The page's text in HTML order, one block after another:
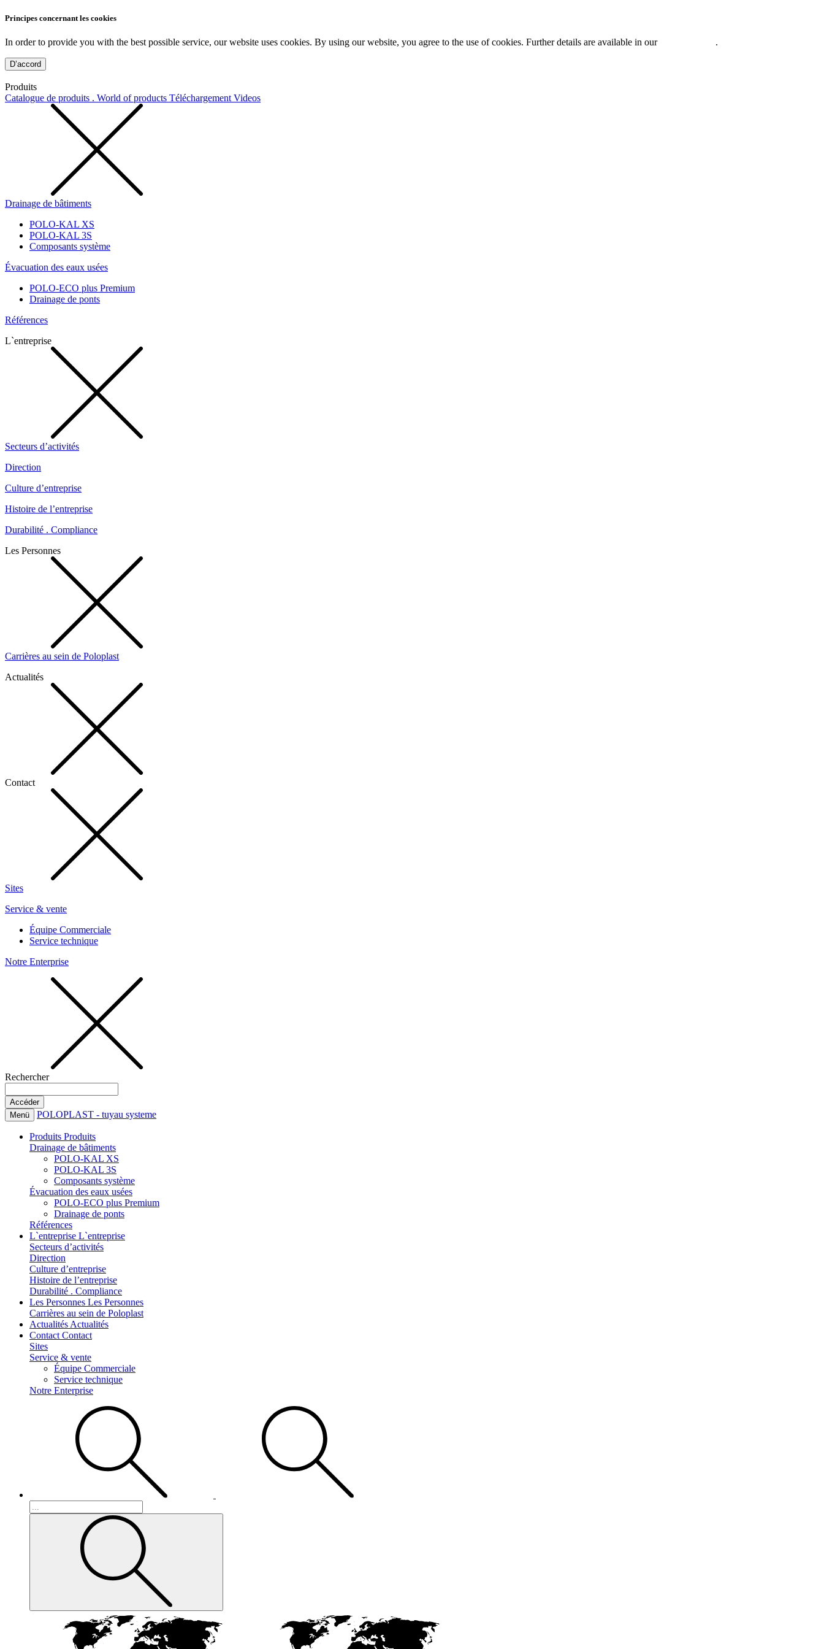
Principes concernant les cookies
In order to provide you with the best possible service, our website uses cookies. By using our website, you agree to the use of cookies. Further details are available in our .
D’accord
Produits
Catalogue de produits . World of products Téléchargement Videos
Drainage de bâtiments
POLO-KAL XS
POLO-KAL 3S
Composants système
Évacuation des eaux usées
POLO-ECO plus Premium
Drainage de ponts
Références
L`entreprise
Secteurs d’activités
Direction
Culture d’entreprise
Histoire de l’entreprise
Durabilité . Compliance
Les Personnes
Carrières au sein de Poloplast
Actualités
Contact
Sites
Service & vente
Équipe Commerciale
Service technique
Notre Enterprise
Rechercher
Menü POLOPLAST - tuyau systeme
Produits Produits
Drainage de bâtiments
POLO-KAL XS
POLO-KAL 3S
Composants système
Évacuation des eaux usées
POLO-ECO plus Premium
Drainage de ponts
Références
L`entreprise L`entreprise
Secteurs d’activités
Direction
Culture d’entreprise
Histoire de l’entreprise
Durabilité . Compliance
Les Personnes Les Personnes
Carrières au sein de Poloplast
Actualités Actualités
Contact Contact
Sites
Service & vente
Équipe Commerciale
Service technique
Notre Enterprise